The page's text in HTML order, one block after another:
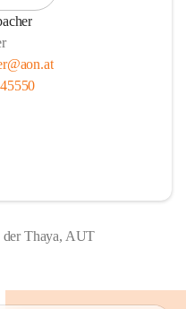
der Thaya, AUT